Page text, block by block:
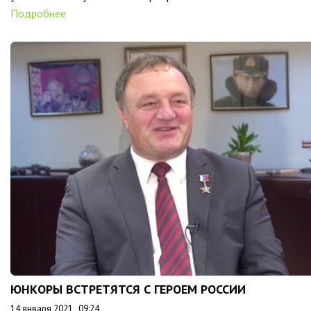
Подробнее
ЮНКОРЫ ВСТРЕТЯТСЯ С ГЕРОЕМ РОССИИ
14 января 2021 , 09:24